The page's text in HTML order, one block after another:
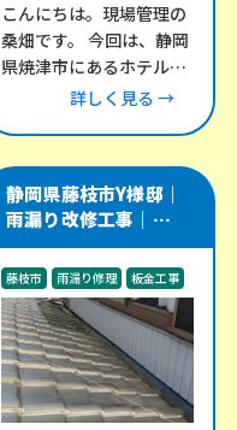
こんにちは。現場管理の
桑畑です。 今回は、静岡
県焼津市にあるホテル棟
にて、折半屋根の改修工
詳しく見る →
静岡県藤枝市Y様邸｜
雨漏り改修工事｜瓦屋
根と谷樋・外壁取り合
い部を板金で補修
藤枝市 雨漏り修理 板金工事